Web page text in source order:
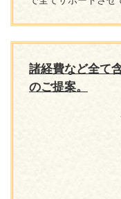
諸経費など全て
のご提案。